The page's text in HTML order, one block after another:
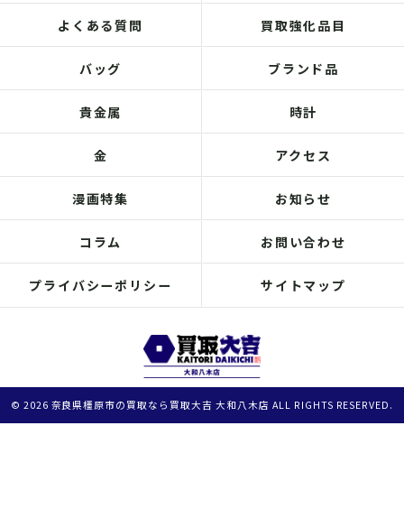
よくある質問 買取強化品目
バッグ ブランド品
貴金属 時計
金 アクセス
漫画特集 お知らせ
コラム お問い合わせ
プライバシーポリシー サイトマップ
© 2026 奈良県橿原市の買取なら買取大吉 大和八木店 ALL RIGHTS RESERVED.